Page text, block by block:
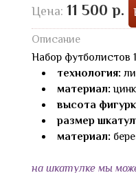
Цена: 11 500 р.
Описание
Набор футболистов
технология:
материал:
высота
размер
материал:
на шкатулке мы